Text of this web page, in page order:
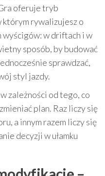
oferuje tryb
którym rywalizujesz o
wyścigów: w driftach i w
sposób, by budować
sprawdzać,
styl jazdy.
zależności od tego, co
plan. Raz liczy się
a innym razem liczy się
decyzji w ułamku